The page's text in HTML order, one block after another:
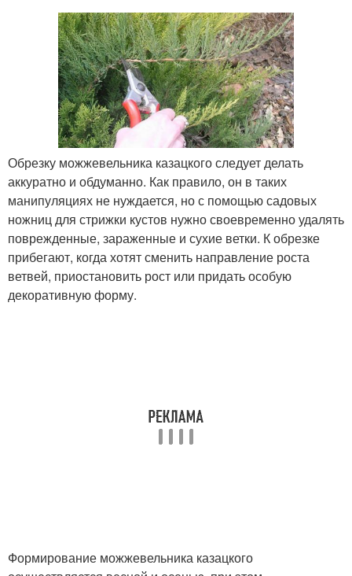
Обрезку можжевельника казацкого следует делать
аккуратно и обдуманно. Как правило, он в таких
манипуляциях не нуждается, но с помощью садовых
ножниц для стрижки кустов нужно своевременно удалять
поврежденные, зараженные и сухие ветки. К обрезке
прибегают, когда хотят сменить направление роста
ветвей, приостановить рост или придать особую
декоративную форму.
Формирование можжевельника казацкого